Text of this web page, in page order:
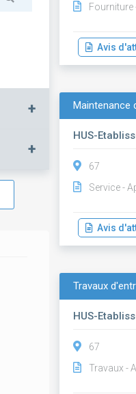
+
+
Fourniture
Avis
Maintenance
HUS-
67
Service -
Avis
Travaux
HUS-
67
Travaux -